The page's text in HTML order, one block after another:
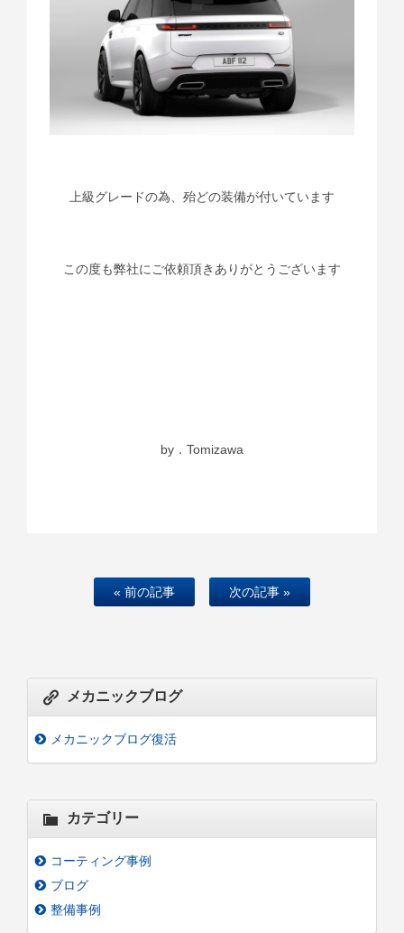
上級グレードの為、殆どの装備が付いています
この度も弊社にご依頼頂きありがとうございます
by．Tomizawa
« 前の記事 次の記事 »
メカニックブログ
メカニックブログ復活
カテゴリー
コーティング事例
ブログ
整備事例